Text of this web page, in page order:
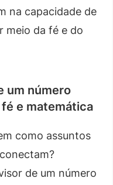
na capacidade de
meio da fé e do
um número
e matemática
como assuntos
de um número